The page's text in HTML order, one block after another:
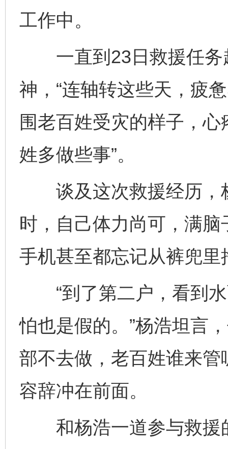
工作中。
一直到23日救援任务
神，“连轴转这些天，疲
围老百姓受灾的样子，
姓多做些事”。
谈及这次救援经历，
时，自己体力尚可，满
手机甚至都忘记从裤兜
“到了第二户，看到水
怕也是假的。”杨浩坦言
部不去做，老百姓谁来
容辞冲在前面。
和杨浩一道参与救援